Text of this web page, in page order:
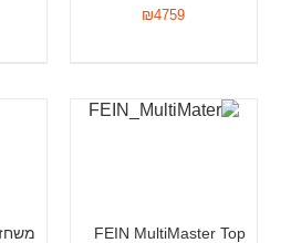
₪4759
FEIN MultiMaster Top